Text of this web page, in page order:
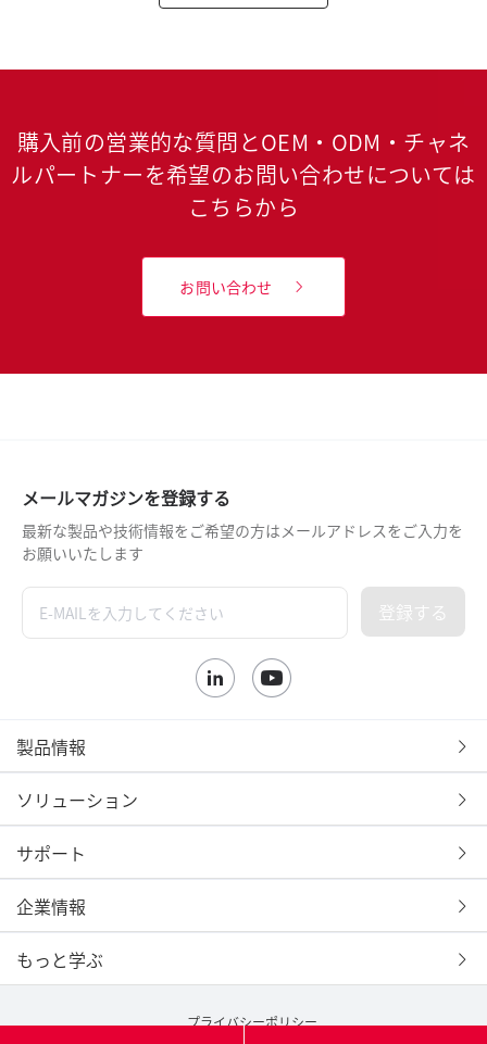
購入前の営業的な質問とOEM・ODM・チャネ
ルパートナーを希望のお問い合わせについては
こちらから
お問い合わせ
メールマガジンを登録する
最新な製品や技術情報をご希望の方はメールアドレスをご入力を
お願いいたします
登録する
製品情報
ソリューション
サポート
企業情報
もっと学ぶ
プライバシーポリシー